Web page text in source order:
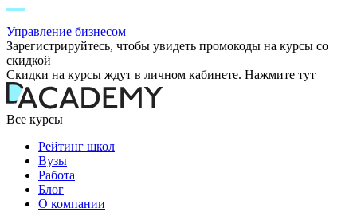
Управление бизнесом
Зарегистрируйтесь, чтобы увидеть промокоды на курсы со
скидкой
Скидки на курсы ждут в личном кабинете. Нажмите тут
Все курсы
Рейтинг школ
Вузы
Работа
Блог
О компании